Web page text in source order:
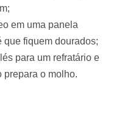
em uma panela
que fiquem dourados;
para um refratário e
prepara o molho.